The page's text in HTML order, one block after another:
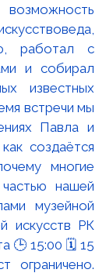
работал с
и собирал
известных
встречи мы
Павла и
создаётся
многие
нашей
музейной
искусств РК
🕒 15:00 🗓 15
ограничено.